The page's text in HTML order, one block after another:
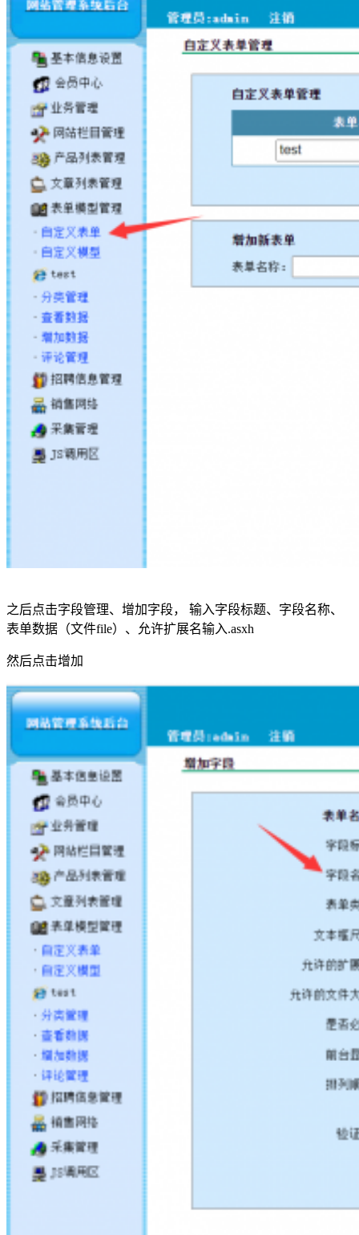
之后点击字段管理、增加字段， 输入字段标题、字段名称、
表单数据（文件file）、允许扩展名输入.asxh
然后点击增加